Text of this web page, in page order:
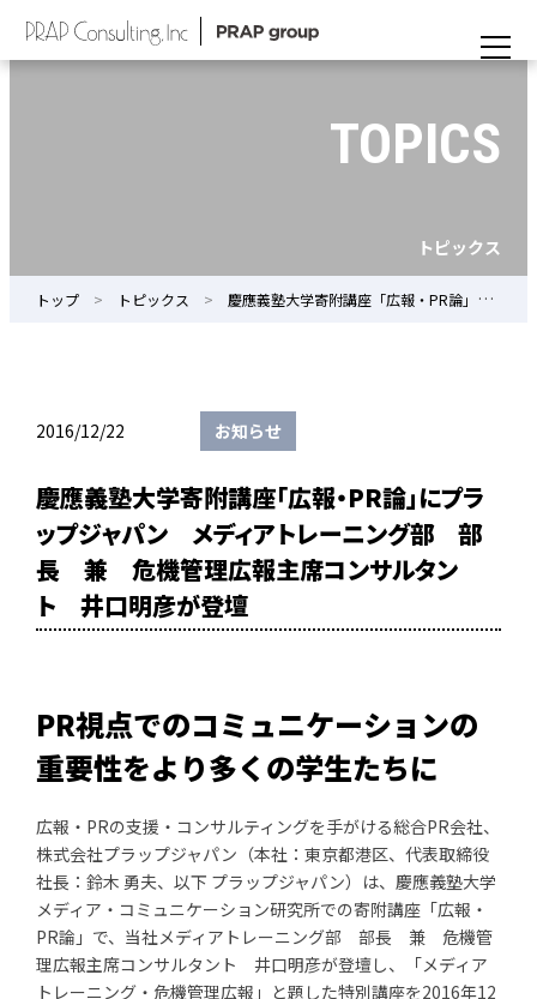
TOPICS
トピックス
トップ トピックス 慶應義塾大学寄附講座「広報・PR論」にプラップジャパン メディアトレーニング部 部長 兼 危機管理広報主席コンサルタント 井口明彦が登壇
2016/12/22 お知らせ
慶應義塾大学寄附講座「広報・PR論」にプラ
ップジャパン メディアトレーニング部 部
長 兼 危機管理広報主席コンサルタン
ト 井口明彦が登壇
PR視点でのコミュニケーションの
重要性をより多くの学生たちに
広報・PRの支援・コンサルティングを手がける総合PR会社、
株式会社プラップジャパン（本社：東京都港区、代表取締役
社長：鈴木 勇夫、以下 プラップジャパン）は、慶應義塾大学
メディア・コミュニケーション研究所での寄附講座「広報・
PR論」で、当社メディアトレーニング部 部長 兼 危機管
理広報主席コンサルタント 井口明彦が登壇し、「メディア
トレーニング・危機管理広報」と題した特別講座を2016年12